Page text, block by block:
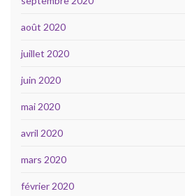
août 2020
juillet 2020
juin 2020
mai 2020
avril 2020
mars 2020
février 2020